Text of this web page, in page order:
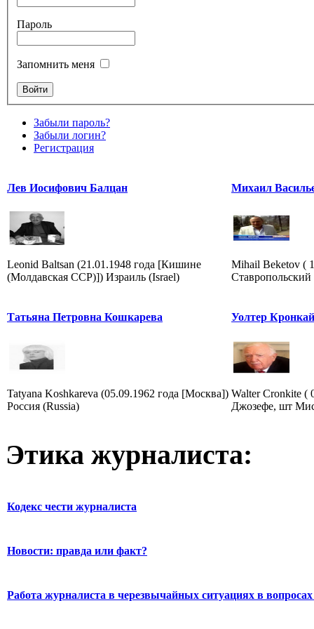
Пароль
Запомнить меня
Забыли пароль?
Забыли логин?
Регистрация
Лев Иосифович Балцан
Leonid Baltsan (21.01.1948 года [Кишине
(Молдавская ССР)]) Израиль (Israel)
Михаил
Mihail Beketov (
Ставропольский
Татьяна Петровна Кошкарева
Tatyana Koshkareva (05.09.1962 года [Москва])
Россия (Russia)
Уолтер
Walter Cronkite (
Джозефе, шт
Этика журналиста:
Кодекс чести журналиста
Новости: правда или факт?
Работа журналиста в черезвычайных ситуациях в вопросах